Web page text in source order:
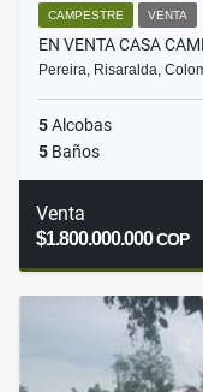
CAMPESTRE VENTA
EN VENTA CASA
Pereira, Risaralda,
5Alcobas
5 Baños
Venta
$1.800.000.000COP